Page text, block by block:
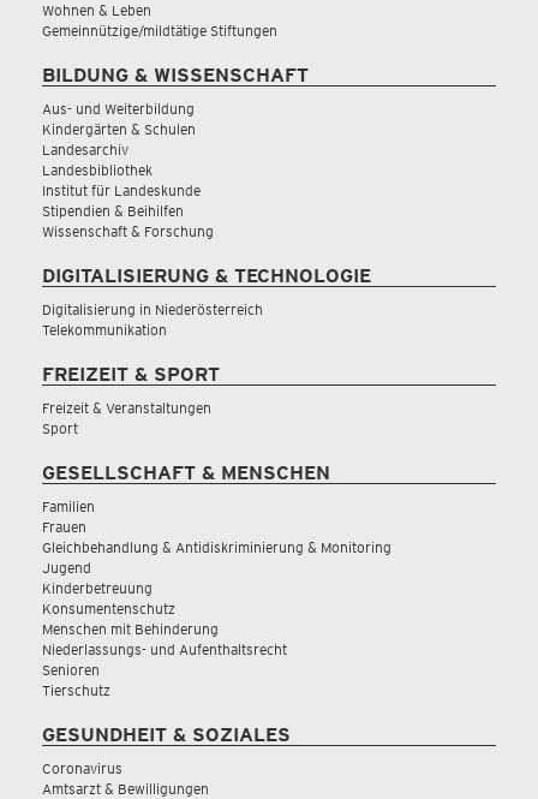
Wohnen & Leben
Gemeinnützige/mildtätige Stiftungen
BILDUNG & WISSENSCHAFT
Aus- und Weiterbildung
Kindergärten & Schulen
Landesarchiv
Landesbibliothek
Institut für Landeskunde
Stipendien & Beihilfen
Wissenschaft & Forschung
DIGITALISIERUNG & TECHNOLOGIE
Digitalisierung in Niederösterreich
Telekommunikation
FREIZEIT & SPORT
Freizeit & Veranstaltungen
Sport
GESELLSCHAFT & MENSCHEN
Familien
Frauen
Gleichbehandlung & Antidiskriminierung & Monitoring
Jugend
Kinderbetreuung
Konsumentenschutz
Menschen mit Behinderung
Niederlassungs- und Aufenthaltsrecht
Senioren
Tierschutz
GESUNDHEIT & SOZIALES
Coronavirus
Amtsarzt & Bewilligungen